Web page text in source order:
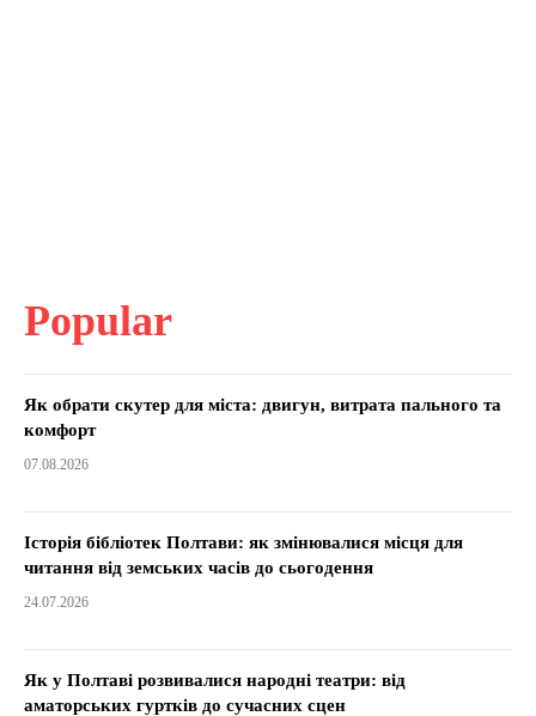
Popular
Як обрати скутер для міста: двигун, витрата пального та
комфорт
07.08.2026
Історія бібліотек Полтави: як змінювалися місця для
читання від земських часів до сьогодення
24.07.2026
Як у Полтаві розвивалися народні театри: від
аматорських гуртків до сучасних сцен